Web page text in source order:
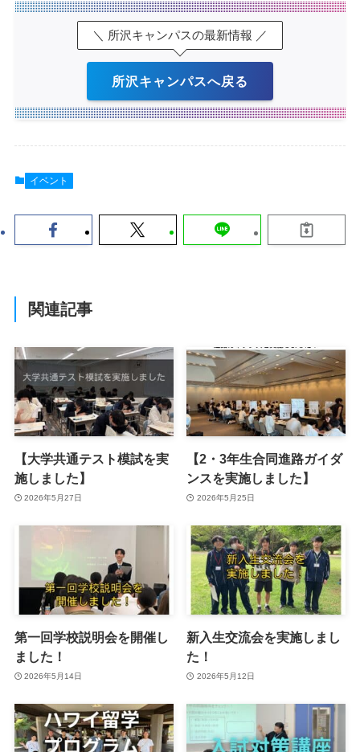
＼ 所沢キャンパスの最新情報 ／
所沢キャンパスへ戻る
イベント
関連記事
【大学共通テスト模試を実
施しました】
2026年5月27日
【2・3年生合同進路ガイダ
ンスを実施しました】
2026年5月25日
第一回学校説明会を開催し
ました！
2026年5月14日
新入生交流会を実施しまし
た！
2026年5月12日